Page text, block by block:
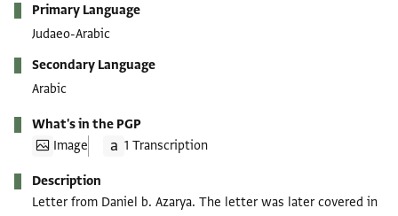
Primary Language
Judaeo-Arabic
Secondary Language
Arabic
What's in the PGP
Image
1 Transcription
Description
Letter from Daniel b. Azarya. The letter was later covered in